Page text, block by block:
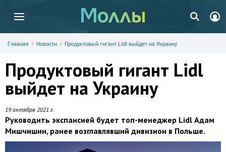
Главная Новости Продуктовый гигант Lidl выйдет на Украину
Продуктовый гигант Lidl
выйдет на Украину
19 октября 2021 г.
Руководить экспансией будет топ-менеджер Lidl Адам
Мишчишин, ранее возглавлявший дивизион в Польше.